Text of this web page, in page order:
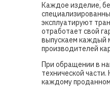
Каждое изделие,
эксплуатируют
отработает свой
выпускаем каждый
производителей
При обращении в
технической
каждому